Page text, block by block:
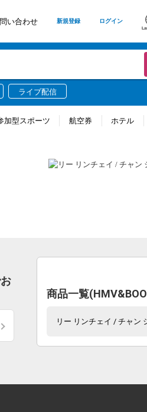
い合わせ 新規登録 ログイン
ライブ配信
加型スポーツ 航空券 ホテル
商品一覧
リー リンチェイ / チャン